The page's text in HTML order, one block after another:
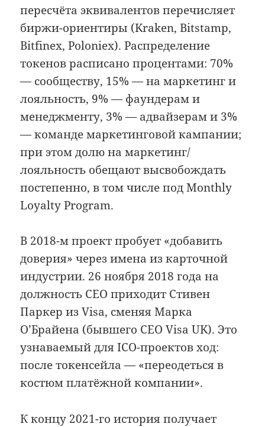
пересчёта эквивалентов перечисляет
биржи-ориентиры (Kraken, Bitstamp,
Bitfinex, Poloniex). Распределение
токенов расписано процентами: 70%
— сообществу, 15% — на маркетинг и
лояльность, 9% — фаундерам и
менеджменту, 3% — адвайзерам и 3%
— команде маркетинговой кампании;
при этом долю на маркетинг/
лояльность обещают высвобождать
постепенно, в том числе под Monthly
Loyalty Program.
В 2018-м проект пробует «добавить
доверия» через имена из карточной
индустрии. 26 ноября 2018 года на
должность CEO приходит Стивен
Паркер из Visa, сменяя Марка
О’Брайена (бывшего CEO Visa UK). Это
узнаваемый для ICO-проектов ход:
после токенсейла — «переодеться в
костюм платёжной компании».
К концу 2021-го история получает